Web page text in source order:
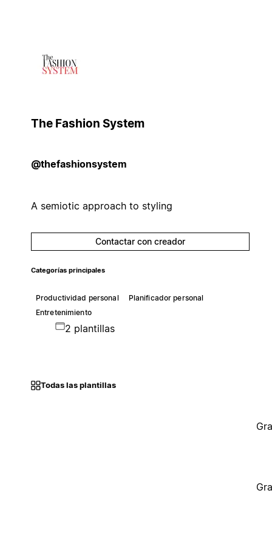
The Fashion System
@thefashionsystem
A semiotic approach to styling
Contactar con creador
Categorías principales
Productividad personal
Planificador personal
Entretenimiento
2 plantillas
Todas las plantillas